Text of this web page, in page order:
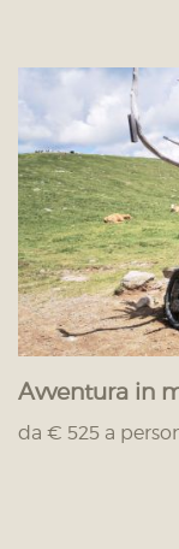
Avventura in
da € 525 a